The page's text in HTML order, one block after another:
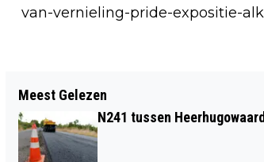
van-vernieling-pride-expositie-
NIEUWE FIETSOPRUIMACTIE
ALKMAAR
Meest Gelezen
N241 tussen